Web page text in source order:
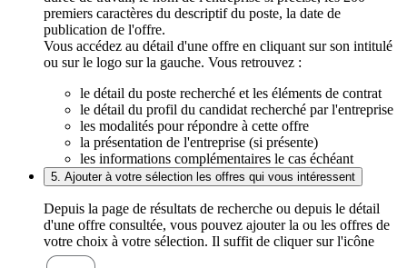
premiers caractères du descriptif du poste, la date de
publication de l'offre.
Vous accédez au détail d'une offre en cliquant sur son intitulé
ou sur le logo sur la gauche. Vous retrouvez :
le détail du poste recherché et les éléments de contrat
le détail du profil du candidat recherché par l'entreprise
les modalités pour répondre à cette offre
la présentation de l'entreprise (si présente)
les informations complémentaires le cas échéant
5. Ajouter à votre sélection les offres qui vous intéressent
Depuis la page de résultats de recherche ou depuis le détail
d'une offre consultée, vous pouvez ajouter la ou les offres de
votre choix à votre sélection. Il suffit de cliquer sur l'icône